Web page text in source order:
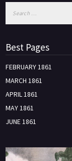
Best Pages
FEBRUARY 1861
MARCH 1861
APRIL 1861
MAY 1861
JUNE 1861